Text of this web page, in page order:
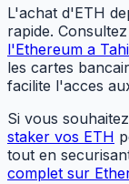
L'achat d'ETH
rapide.
l'Ethereum a
les cartes
facilite l'acces
Si vous
staker vos ETH
tout en
complet sur